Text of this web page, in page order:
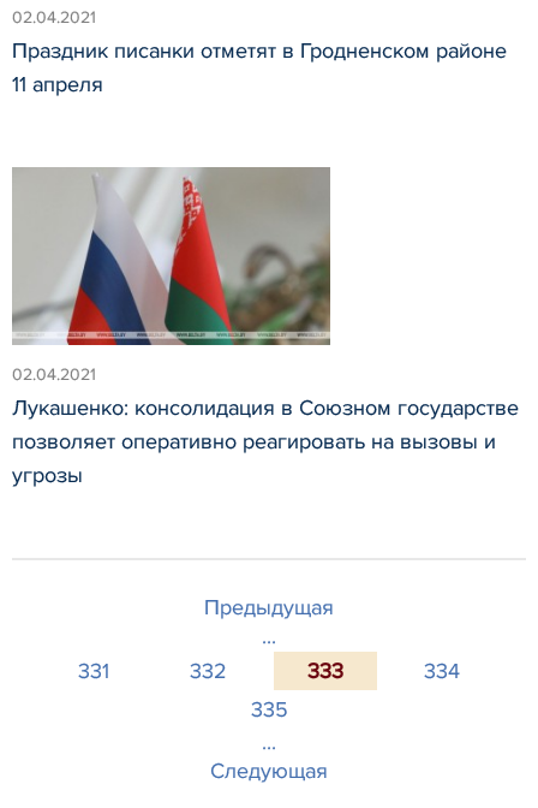
02.04.2021
Праздник писанки отметят в Гродненском районе
11 апреля
02.04.2021
Лукашенко: консолидация в Союзном государстве
позволяет оперативно реагировать на вызовы и
угрозы
Предыдущая
...
331
332 333
334
335
...
Следующая